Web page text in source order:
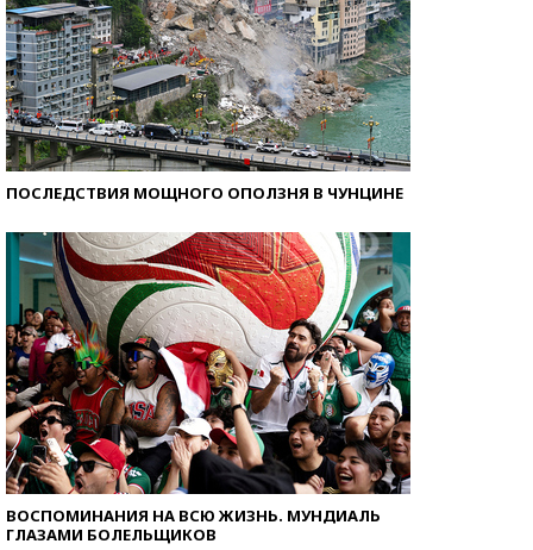
ПОСЛЕДСТВИЯ МОЩНОГО ОПОЛЗНЯ В ЧУНЦИНЕ
ВОСПОМИНАНИЯ НА ВСЮ ЖИЗНЬ. МУНДИАЛЬ
ГЛАЗАМИ БОЛЕЛЬЩИКОВ